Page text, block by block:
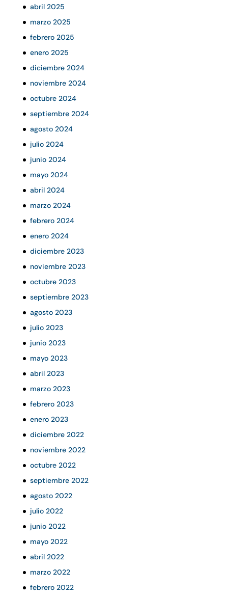
abril 2025
marzo 2025
febrero 2025
enero 2025
diciembre 2024
noviembre 2024
octubre 2024
septiembre 2024
agosto 2024
julio 2024
junio 2024
mayo 2024
abril 2024
marzo 2024
febrero 2024
enero 2024
diciembre 2023
noviembre 2023
octubre 2023
septiembre 2023
agosto 2023
julio 2023
junio 2023
mayo 2023
abril 2023
marzo 2023
febrero 2023
enero 2023
diciembre 2022
noviembre 2022
octubre 2022
septiembre 2022
agosto 2022
julio 2022
junio 2022
mayo 2022
abril 2022
marzo 2022
febrero 2022